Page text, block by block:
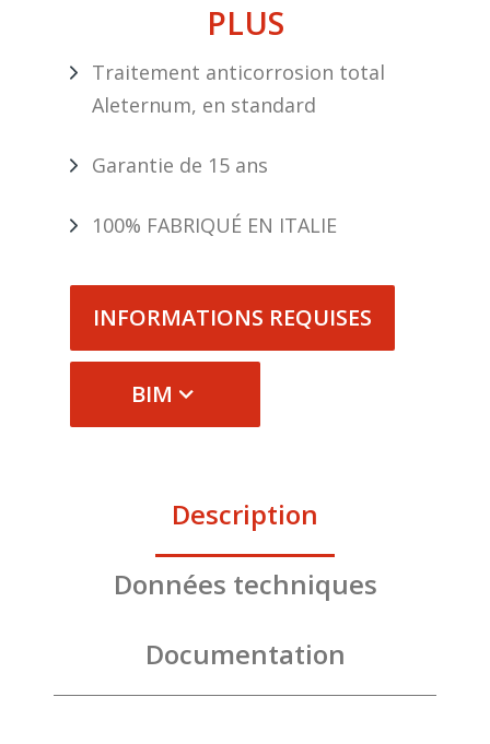
PLUS
Traitement anticorrosion total
Aleternum, en standard
Garantie de 15 ans
100% FABRIQUÉ EN ITALIE
INFORMATIONS REQUISES
BIM
Description
Données techniques
Documentation